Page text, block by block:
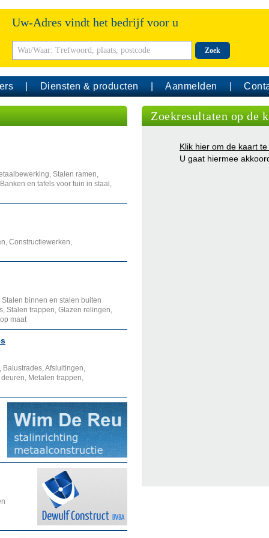
Uw-Adres vindt het bedrijf voor u
Zoek
Diensten & producten Aanmelden
Stalen ramen,
en tafels voor tuin in staal,
Constructiewerken,
binnen en stalen buiten
Stalen trappen, Glazen relingen,
maat
Afsluitingen,
Metalen trappen,
Zoekresultaten op de
Klik hier om de kaart
U gaat hiermee